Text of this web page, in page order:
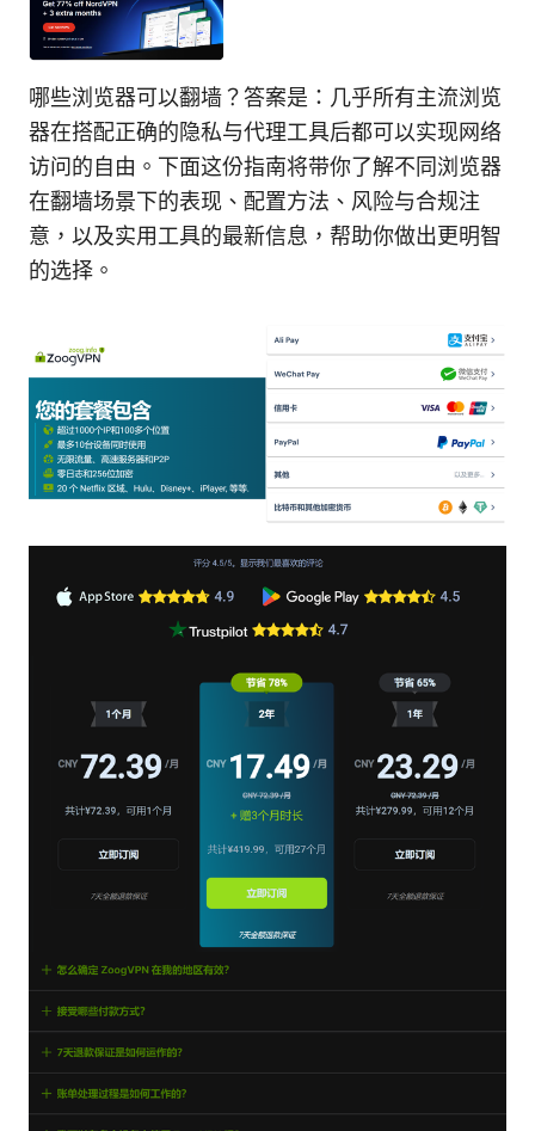
哪些浏览器可以翻墙？答案是：几乎所有主流浏览
器在搭配正确的隐私与代理工具后都可以实现网络
访问的自由。下面这份指南将带你了解不同浏览器
在翻墙场景下的表现、配置方法、风险与合规注
意，以及实用工具的最新信息，帮助你做出更明智
的选择。